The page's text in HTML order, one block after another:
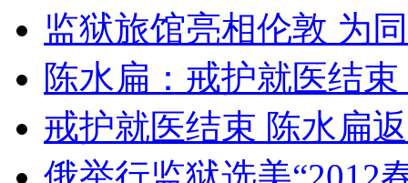
无痛分娩是否安全 医生回应
外交部：反对强权政治霸凌主义
外交部：有关国家言论片面不公正
监狱旅馆亮相伦敦 为
陈水扁：戒护就医结
戒护就医结束 陈水扁